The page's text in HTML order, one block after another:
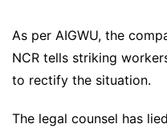
As per AIGWU, the
NCR tells striking
to rectify the situation.
The legal counsel has